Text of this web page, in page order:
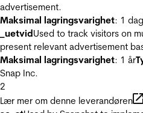
advertisement.
Maksimal lagringsvarighet: 1 dag
_uetvidUsed to track visitors on
present relevant advertisement
Maksimal lagringsvarighet: 1 år
Snap Inc.
2
Lær mer om denne leverandøren